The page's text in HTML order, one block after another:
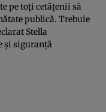
pe toți cetățenii să
publică. Trebuie
Stella
și siguranță